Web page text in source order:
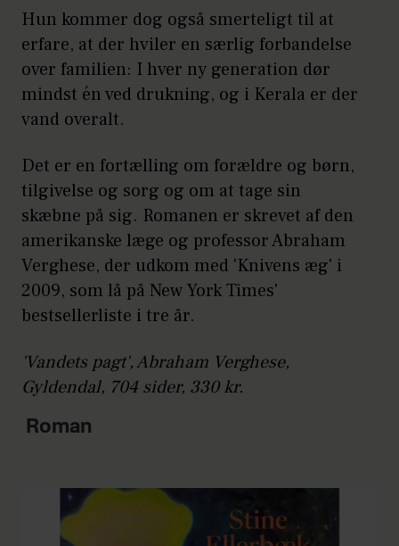
Hun kommer dog også smerteligt til at
erfare, at der hviler en særlig forbandelse
over familien: I hver ny generation dør
mindst én ved drukning, og i Kerala er der
vand overalt.
Det er en fortælling om forældre og børn,
tilgivelse og sorg og om at tage sin
skæbne på sig. Romanen er skrevet af den
amerikanske læge og professor Abraham
Verghese, der udkom med 'Knivens æg' i
2009, som lå på New York Times'
bestsellerliste i tre år.
'Vandets pagt', Abraham Verghese,
Gyldendal, 704 sider, 330 kr.
Roman